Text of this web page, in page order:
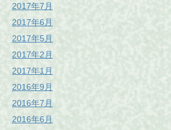
2017年7月
2017年6月
2017年5月
2017年2月
2017年1月
2016年9月
2016年7月
2016年6月